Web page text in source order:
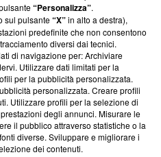
“Personalizza”.
sul pulsante“X”in alto a destra),
predefinite che non consentono
diversi dai tecnici.
di navigazione per: Archiviare
Utilizzare dati limitati per la
per la pubblicità personalizzata.
personalizzata. Creare profili
Utilizzare profili per la selezione di
degli annunci. Misurare le
il pubblico attraverso statistiche o la
diverse. Sviluppare e migliorare i
dei contenuti.